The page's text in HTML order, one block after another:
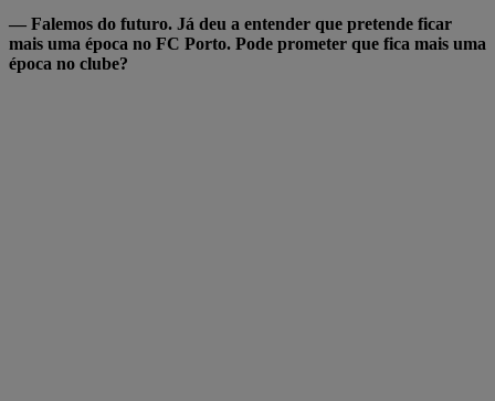
— Falemos do futuro. Já deu a entender que pretende ficar
mais uma época no FC Porto. Pode prometer que fica mais uma
época no clube?